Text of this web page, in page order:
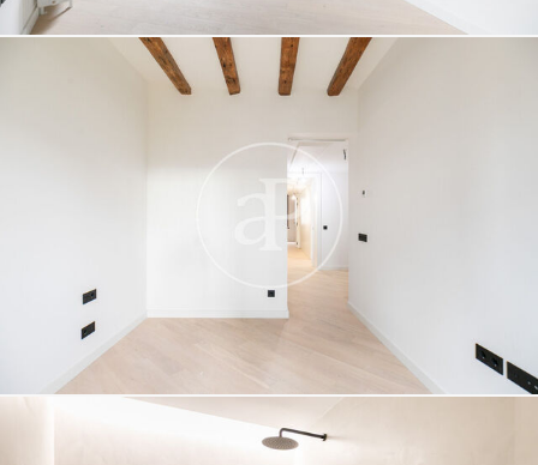
Marketing i publicitat
Aquestes cookies són utilitzades per emmagatzemar
hàbits de navegació. Gràcies a elles, podem conèixer els
hàbits de navegació al lloc web i mostrar publicitat
relacionada amb el perfil de navegació de l'usuari.